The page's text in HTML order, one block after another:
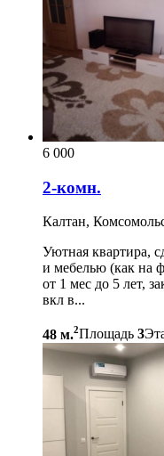
6 000
2-комн.
Калтан,
Уютная квартира,
и мебелью (как на
от 1 мес до 5 лет,
вкл в...
48 м.2Площадь 3